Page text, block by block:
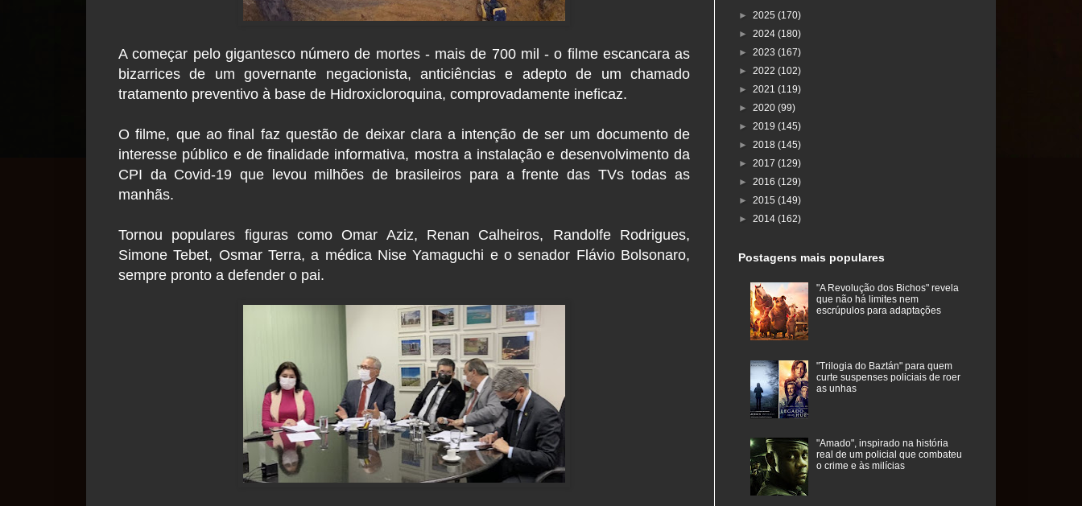
A começar pelo gigantesco número de mortes - mais de 700 mil - o filme escancara as
bizarrices de um governante negacionista, anticiências e adepto de um chamado
tratamento preventivo à base de Hidroxicloroquina, comprovadamente ineficaz.
O filme, que ao final faz questão de deixar clara a intenção de ser um documento de
interesse público e de finalidade informativa, mostra a instalação e desenvolvimento da
CPI da Covid-19 que levou milhões de brasileiros para a frente das TVs todas as
manhãs.
Tornou populares figuras como Omar Aziz, Renan Calheiros, Randolfe Rodrigues,
Simone Tebet, Osmar Terra, a médica Nise Yamaguchi e o senador Flávio Bolsonaro,
sempre pronto a defender o pai.
► 2025 (170)
► 2024 (180)
► 2023 (167)
► 2022 (102)
► 2021 (119)
► 2020 (99)
► 2019 (145)
► 2018 (145)
► 2017 (129)
► 2016 (129)
► 2015 (149)
► 2014 (162)
Postagens mais populares
"A Revolução dos Bichos" revela
que não há limites nem
escrúpulos para adaptações
"Trilogia do Baztán" para quem
curte suspenses policiais de roer
as unhas
"Amado", inspirado na história
real de um policial que combateu
o crime e às milícias